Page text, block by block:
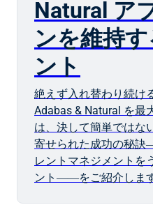
Natural ア
ンを維持
ント
絶えず入れ替わり続け
Adabas & Natural を最
は、決して簡単ではな
寄せられた成功の秘
レントマネジメントを
ント――をご紹介します